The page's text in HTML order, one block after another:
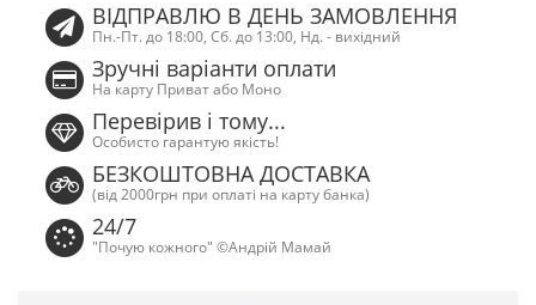
ВІДПРАВЛЮ В ДЕНЬ ЗАМОВЛЕННЯ
Пн.-Пт. до 18:00, Сб. до 13:00, Нд. - вихідний
Зручні варіанти оплати
На карту Приват або Моно
Перевірив і тому...
Особисто гарантую якість!
БЕЗКОШТОВНА ДОСТАВКА
(від 2000грн при оплаті на карту банка)
24/7
"Почую кожного" ©Андрій Мамай